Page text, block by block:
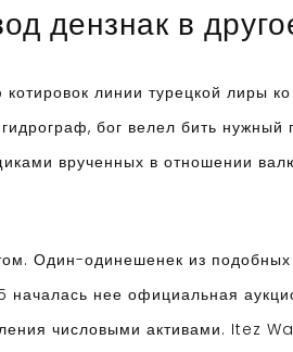
дензнак в
линии турецкой лиры
бог велел бить
врученных в отношении
Один-одинешенек из
нее официальная
числовыми активами. Itez